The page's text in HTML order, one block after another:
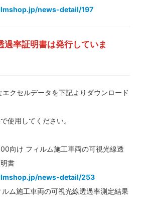
news-detail/197
過率証明書は発行していま
エクセルデータを下記よりダウンロード
使用してください。
向け フィルム施工車両の可視光線透
書
news-detail/253
ム施工車両の可視光線透過率測定結果